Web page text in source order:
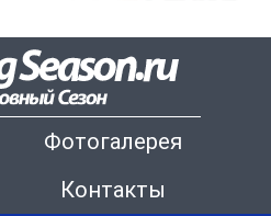
Фотогалерея
Контакты